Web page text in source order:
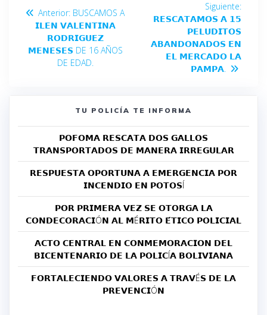
Anterior: BUSCAMOS A
𝗜𝗟𝗘𝗡 𝗩𝗔𝗟𝗘𝗡𝗧𝗜𝗡𝗔
𝗥𝗢𝗗𝗥𝗜𝗚𝗨𝗘𝗭
𝗠𝗘𝗡𝗘𝗦𝗘𝗦 DE 16 AÑOS
DE EDAD.
Siguiente:
𝗥𝗘𝗦𝗖𝗔𝗧𝗔𝗠𝗢𝗦 𝗔 𝟭𝟱
𝗣𝗘𝗟𝗨𝗗𝗜𝗧𝗢𝗦
𝗔𝗕𝗔𝗡𝗗𝗢𝗡𝗔𝗗𝗢𝗦 𝗘𝗡
𝗘𝗟 𝗠𝗘𝗥𝗖𝗔𝗗𝗢 𝗟𝗔
𝗣𝗔𝗠𝗣𝗔.
TU POLICÍA TE INFORMA
𝗣𝗢𝗙𝗢𝗠𝗔 𝗥𝗘𝗦𝗖𝗔𝗧𝗔 𝗗𝗢𝗦 𝗚𝗔𝗟𝗟𝗢𝗦
𝗧𝗥𝗔𝗡𝗦𝗣𝗢𝗥𝗧𝗔𝗗𝗢𝗦 𝗗𝗘 𝗠𝗔𝗡𝗘𝗥𝗔 𝗜𝗥𝗥𝗘𝗚𝗨𝗟𝗔𝗥
𝗥𝗘𝗦𝗣𝗨𝗘𝗦𝗧𝗔 𝗢𝗣𝗢𝗥𝗧𝗨𝗡𝗔 𝗔 𝗘𝗠𝗘𝗥𝗚𝗘𝗡𝗖𝗜𝗔 𝗣𝗢𝗥
𝗜𝗡𝗖𝗘𝗡𝗗𝗜𝗢 𝗘𝗡 𝗣𝗢𝗧𝗢𝗦Í
𝗣𝗢𝗥 𝗣𝗥𝗜𝗠𝗘𝗥𝗔 𝗩𝗘𝗭 𝗦𝗘 𝗢𝗧𝗢𝗥𝗚𝗔 𝗟𝗔
𝗖𝗢𝗡𝗗𝗘𝗖𝗢𝗥𝗔𝗖𝗜Ó𝗡 𝗔𝗟 𝗠É𝗥𝗜𝗧𝗢 𝗘́𝗧𝗜𝗖𝗢 𝗣𝗢𝗟𝗜𝗖𝗜𝗔𝗟
𝗔𝗖𝗧𝗢 𝗖𝗘𝗡𝗧𝗥𝗔𝗟 𝗘𝗡 𝗖𝗢𝗡𝗠𝗘𝗠𝗢𝗥𝗔𝗖𝗜𝗢𝗡 𝗗𝗘𝗟
𝗕𝗜𝗖𝗘𝗡𝗧𝗘𝗡𝗔𝗥𝗜𝗢 𝗗𝗘 𝗟𝗔 𝗣𝗢𝗟𝗜𝗖Í𝗔 𝗕𝗢𝗟𝗜𝗩𝗜𝗔𝗡𝗔
𝗙𝗢𝗥𝗧𝗔𝗟𝗘𝗖𝗜𝗘𝗡𝗗𝗢 𝗩𝗔𝗟𝗢𝗥𝗘𝗦 𝗔 𝗧𝗥𝗔𝗩É𝗦 𝗗𝗘 𝗟𝗔
𝗣𝗥𝗘𝗩𝗘𝗡𝗖𝗜Ó𝗡